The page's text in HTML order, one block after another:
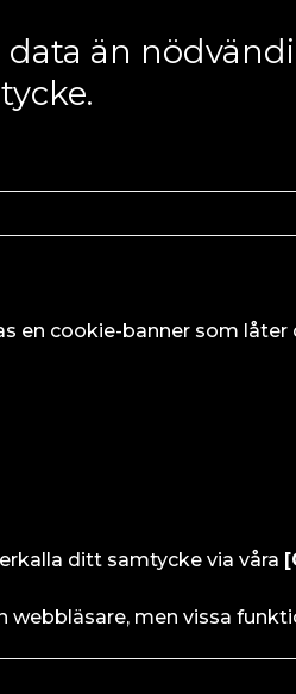
än
en cookie-banner som låter
ditt samtycke via våra
webbläsare, men vissa